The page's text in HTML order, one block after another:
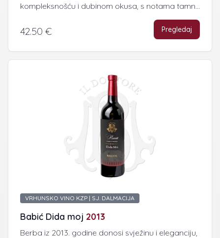
kompleksnošću i dubinom okusa, s notama tamn...
42.50 € Pregledaj
VRHUNSKO VINO KZP | SJ. DALMACIJA
Babić Dida moj 2013
Berba iz 2013. godine donosi svježinu i eleganciju,